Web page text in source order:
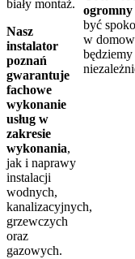
być
w
biały montaż.
Nasz
instalator
poznań
gwarantuje
fachowe
wykonanie
usług w
zakresie
wykonania,
jak i naprawy
instalacji
wodnych,
kanalizacyjnych,
grzewczych
oraz
gazowych.